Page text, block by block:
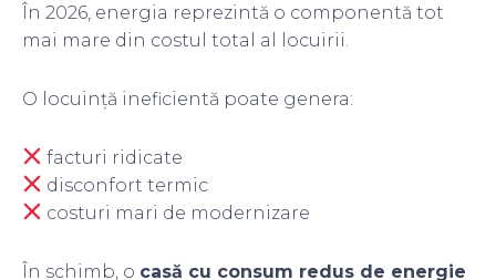
În 2026, energia reprezintă o componentă tot
mai mare din costul total al locuirii.
O locuință ineficientă poate genera:
facturi ridicate
disconfort termic
costuri mari de modernizare
În schimb, o casă cu consum redus de energie